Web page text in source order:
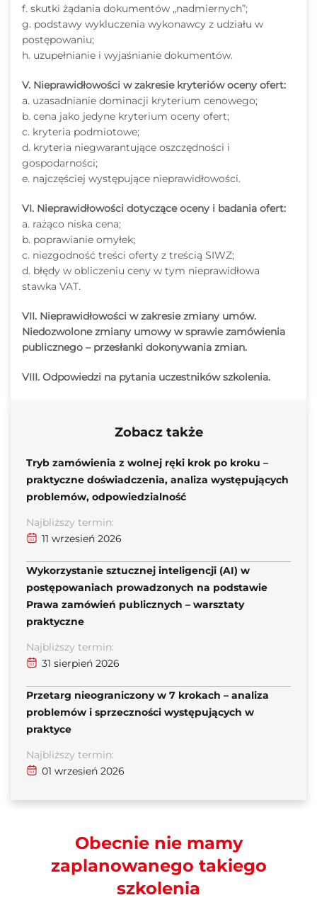
f. skutki żądania dokumentów „nadmiernych”;
g. podstawy wykluczenia wykonawcy z udziału w
postępowaniu;
h. uzupełnianie i wyjaśnianie dokumentów.
V. Nieprawidłowości w zakresie kryteriów oceny ofert:
a. uzasadnianie dominacji kryterium cenowego;
b. cena jako jedyne kryterium oceny ofert;
c. kryteria podmiotowe;
d. kryteria niegwarantujące oszczędności i
gospodarności;
e. najczęściej występujące nieprawidłowości.
VI. Nieprawidłowości dotyczące oceny i badania ofert:
a. rażąco niska cena;
b. poprawianie omyłek;
c. niezgodność treści oferty z treścią SIWZ;
d. błędy w obliczeniu ceny w tym nieprawidłowa
stawka VAT.
VII. Nieprawidłowości w zakresie zmiany umów.
Niedozwolone zmiany umowy w sprawie zamówienia
publicznego – przesłanki dokonywania zmian.
VIII. Odpowiedzi na pytania uczestników szkolenia.
Zobacz także
Tryb zamówienia z wolnej ręki krok po kroku –
praktyczne doświadczenia, analiza występujących
problemów, odpowiedzialność
Najbliższy termin:
11 wrzesień 2026
Wykorzystanie sztucznej inteligencji (AI) w
postępowaniach prowadzonych na podstawie
Prawa zamówień publicznych – warsztaty
praktyczne
Najbliższy termin:
31 sierpień 2026
Przetarg nieograniczony w 7 krokach – analiza
problemów i sprzeczności występujących w
praktyce
Najbliższy termin:
01 wrzesień 2026
Obecnie nie mamy
zaplanowanego takiego
szkolenia